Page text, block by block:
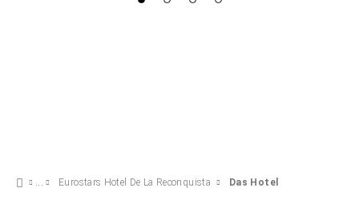
Eurostars Hotel De La Reconquista Das Hotel